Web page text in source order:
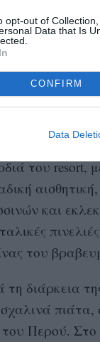
opt-out of
Data that Is
CONFIRM
Data
εορτών
του resort,
και
του
τη διάρκεια
Περού. Στο